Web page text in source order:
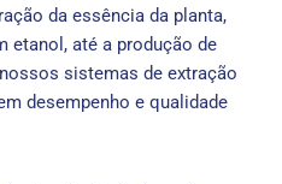
da essência da planta,
etanol, até a produção de
sistemas de extração
desempenho e qualidade